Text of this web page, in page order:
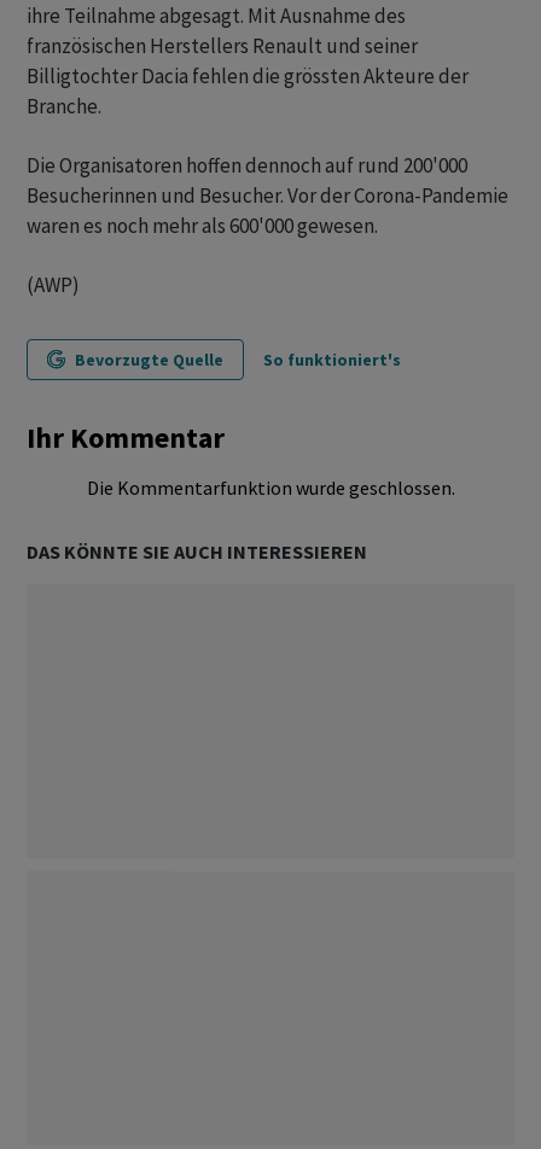
ihre Teilnahme abgesagt. Mit Ausnahme des
französischen Herstellers Renault und seiner
Billigtochter Dacia fehlen die grössten Akteure der
Branche.
Die Organisatoren hoffen dennoch auf rund 200'000
Besucherinnen und Besucher. Vor der Corona-Pandemie
waren es noch mehr als 600'000 gewesen.
(AWP)
Bevorzugte Quelle So funktioniert's
Ihr Kommentar
Die Kommentarfunktion wurde geschlossen.
DAS KÖNNTE SIE AUCH INTERESSIEREN